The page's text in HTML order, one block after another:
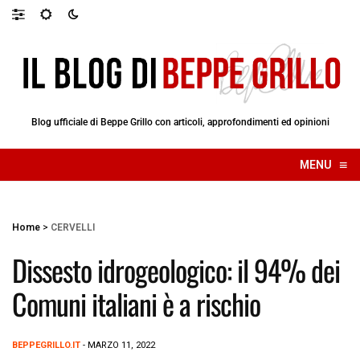
Blog ufficiale di Beppe Grillo con articoli, approfondimenti ed opinioni
MENU ≡
☰
Home > CERVELLI
Dissesto idrogeologico: il 94% dei
Comuni italiani è a rischio
BEPPEGRILLO.IT - MARZO 11, 2022